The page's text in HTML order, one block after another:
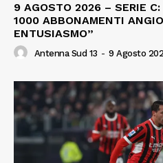
9 AGOSTO 2026 – SERIE C:
1000 ABBONAMENTI
ENTUSIASMO”
Antenna Sud 13 - 9 Agosto